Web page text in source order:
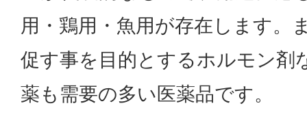
用・鶏用・魚用が存在します。
促す事を目的とするホルモン剤
薬も需要の多い医薬品です。